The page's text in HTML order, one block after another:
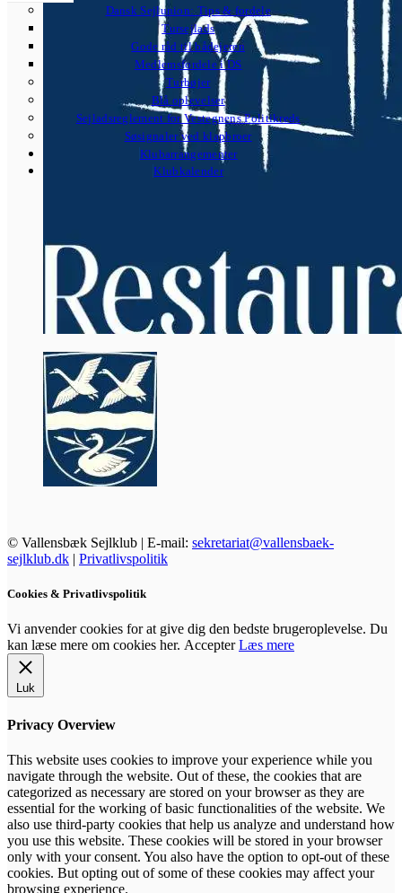
Dansk Sejlunion: Tips & fordele
Tursejlads
Gode råd til bådejeren
Medlemsfordele i DS
Turbøjer
Blå oplevelser
Sejladsreglement for Vestegnens Politikreds
Søsignaler ved klapbroer
Klubarrangementer
Klubkalender
© Vallensbæk Sejlklub | E-mail: sekretariat@vallensbaek-
sejlklub.dk | Privatlivspolitik
Cookies & Privatlivspolitik
Vi anvender cookies for at give dig den bedste brugeroplevelse. Du
kan læse mere om cookies her. Accepter Læs mere
Luk
Privacy Overview
This website uses cookies to improve your experience while you
navigate through the website. Out of these, the cookies that are
categorized as necessary are stored on your browser as they are
essential for the working of basic functionalities of the website. We
also use third-party cookies that help us analyze and understand how
you use this website. These cookies will be stored in your browser
only with your consent. You also have the option to opt-out of these
cookies. But opting out of some of these cookies may affect your
browsing experience.